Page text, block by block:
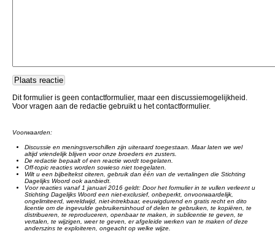
Dit formulier is geen contactformulier, maar een discussiemogelijkheid.
Voor vragen aan de redactie gebruikt u het contactformulier.
Voorwaarden:
Discussie en meningsverschillen zijn uiteraard toegestaan. Maar laten we wel
altijd vriendelijk blijven voor onze broeders en zusters.
De redactie bepaalt of een reactie wordt toegelaten.
Off-topic reacties worden sowieso niet toegelaten.
Wilt u een bijbeltekst citeren, gebruik dan één van de vertalingen die Stichting
Dagelijks Woord ook aanbiedt.
Voor reacties vanaf 1 januari 2016 geldt: Door het formulier in te vullen verleent u
Stichting Dagelijks Woord een niet-exclusief, onbeperkt, onvoorwaardelijk,
ongelimiteerd, wereldwijd, niet-intrekbaar, eeuwigdurend en gratis recht en dito
licentie om de ingevulde gebruikersinhoud of delen te gebruiken, te kopiëren, te
distribueren, te reproduceren, openbaar te maken, in sublicentie te geven, te
vertalen, te wijzigen, weer te geven, er afgeleide werken van te maken of deze
anderszins te exploiteren, ongeacht op welke wijze.